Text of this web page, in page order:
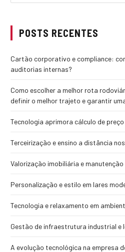
POSTS RECENTES
Cartão corporativo e compliance:
auditorias internas?
Como escolher a melhor rota
definir o melhor trajeto e garantir
Tecnologia aprimora cálculo de
Terceirização e ensino a distância
Valorização imobiliária e
Personalização e estilo em lares
Tecnologia e relaxamento em
Gestão de infraestrutura industrial e
A evolução tecnológica na empresa